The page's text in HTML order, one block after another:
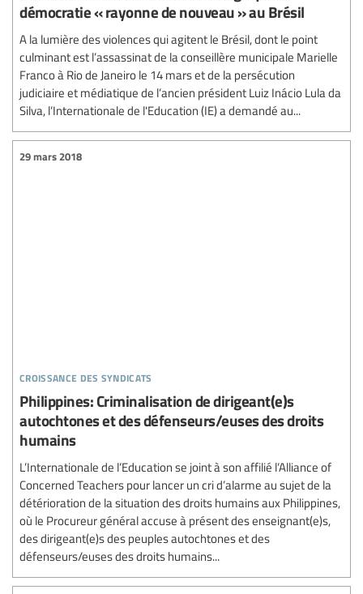
démocratie « rayonne de nouveau » au Brésil
A la lumière des violences qui agitent le Brésil, dont le point
culminant est l’assassinat de la conseillère municipale Marielle
Franco à Rio de Janeiro le 14 mars et de la persécution
judiciaire et médiatique de l’ancien président Luiz Inácio Lula da
Silva, l’Internationale de l'Education (IE) a demandé au...
croissance des syndicats
29 mars 2018
Philippines: Criminalisation de dirigeant(e)s
autochtones et des défenseurs/euses des droits
humains
L’Internationale de l’Education se joint à son affilié l’Alliance of
Concerned Teachers pour lancer un cri d’alarme au sujet de la
détérioration de la situation des droits humains aux Philippines,
où le Procureur général accuse à présent des enseignant(e)s,
des dirigeant(e)s des peuples autochtones et des
défenseurs/euses des droits humains...